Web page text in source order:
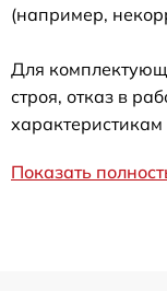
(например,
Для
строя, отказ в
Показать